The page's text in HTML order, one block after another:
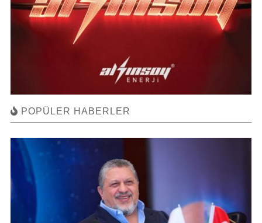
POPÜLER HABERLER